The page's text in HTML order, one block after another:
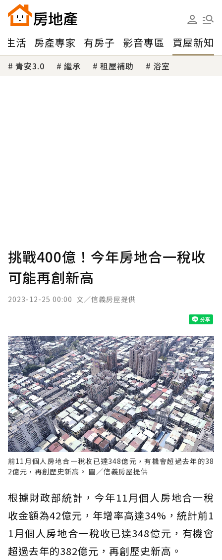
生活 房產專家 有房子 影音專區 買屋新知
青安3.0 繼承 租屋補助 浴室
挑戰400億！今年房地合一稅收
可能再創新高
2023-12-25 00:00 文／信義房屋提供
前11月個人房地合一稅收已達348億元，有機會超過去年的38
2億元，再創歷史新高。 圖／信義房屋提供
根據財政部統計，今年11月個人房地合一稅
收金額為42億元，年增率高達34%，統計前1
1月個人房地合一稅收已達348億元，有機會
超過去年的382億元，再創歷史新高。